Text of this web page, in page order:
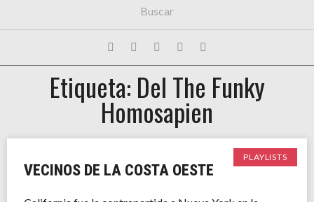
FESTIVALES
EXPOSICIONES
Etiqueta: Del The Funky
Homosapien
PLAYLISTS
VECINOS DE LA COSTA OESTE